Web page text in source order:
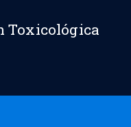
Toxicológica